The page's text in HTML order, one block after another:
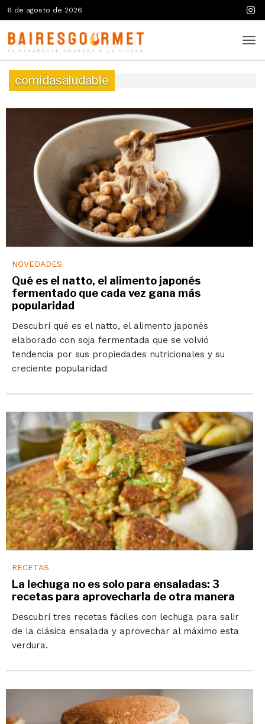
6 de agosto de 2026
comidasaludable
NOVEDADES
Qué es el natto, el alimento japonés
fermentado que cada vez gana más
popularidad
Descubrí qué es el natto, el alimento japonés
elaborado con soja fermentada que se volvió
tendencia por sus propiedades nutricionales y su
creciente popularidad
RECETAS
La lechuga no es solo para ensaladas: 3
recetas para aprovecharla de otra manera
Descubrí tres recetas fáciles con lechuga para salir
de la clásica ensalada y aprovechar al máximo esta
verdura.